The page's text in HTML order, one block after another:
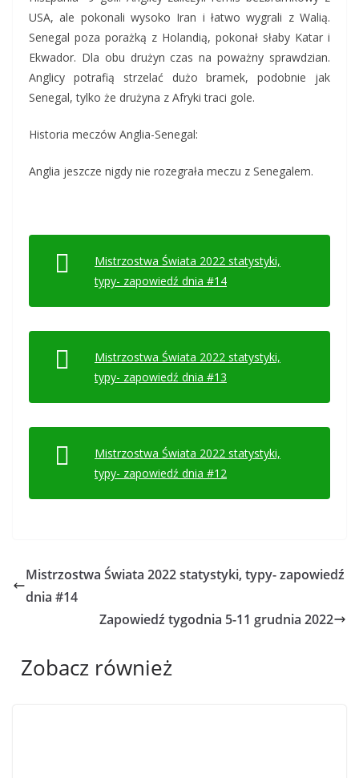
USA, ale pokonali wysoko Iran i łatwo wygrali z Walią.
Senegal poza porażką z Holandią, pokonał słaby Katar i
Ekwador. Dla obu drużyn czas na poważny sprawdzian.
Anglicy potrafią strzelać dużo bramek, podobnie jak
Senegal, tylko że drużyna z Afryki traci gole.
Historia meczów Anglia-Senegal:
Anglia jeszcze nigdy nie rozegrała meczu z Senegalem.
Mistrzostwa Świata 2022 statystyki,
typy- zapowiedź dnia #14
Mistrzostwa Świata 2022 statystyki,
typy- zapowiedź dnia #13
Mistrzostwa Świata 2022 statystyki,
typy- zapowiedź dnia #12
Mistrzostwa Świata 2022 statystyki, typy- zapowiedź
dnia #14
Zapowiedź tygodnia 5-11 grudnia 2022
Zobacz również